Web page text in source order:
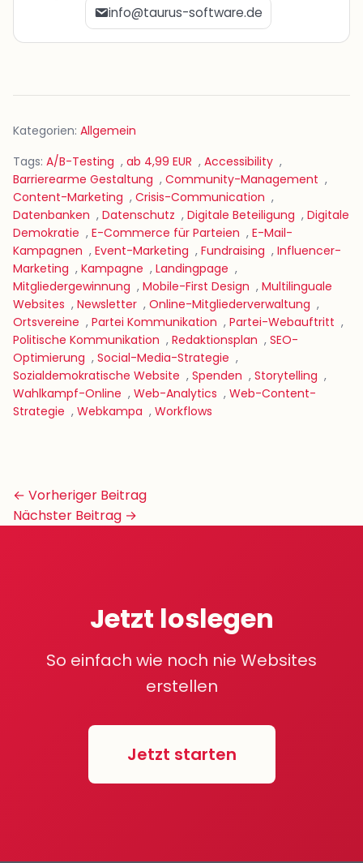
info@taurus-software.de
Kategorien: Allgemein
Tags: A/B-Testing , ab 4,99 EUR , Accessibility ,
Barrierearme Gestaltung , Community-Management ,
Content-Marketing , Crisis-Communication ,
Datenbanken , Datenschutz , Digitale Beteiligung , Digitale
Demokratie , E-Commerce für Parteien , E-Mail-
Kampagnen , Event-Marketing , Fundraising , Influencer-
Marketing , Kampagne , Landingpage ,
Mitgliedergewinnung , Mobile-First Design , Multilinguale
Websites , Newsletter , Online-Mitgliederverwaltung ,
Ortsvereine , Partei Kommunikation , Partei-Webauftritt ,
Politische Kommunikation , Redaktionsplan , SEO-
Optimierung , Social-Media-Strategie ,
Sozialdemokratische Website , Spenden , Storytelling ,
Wahlkampf-Online , Web-Analytics , Web-Content-
Strategie , Webkampa , Workflows
Beitrags-
Navigation
← Vorheriger Beitrag
Nächster Beitrag →
Jetzt loslegen
So einfach wie noch nie Websites
erstellen
Jetzt starten